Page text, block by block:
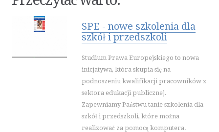
INNE AGENCJE
SPORT
IMPREZY INTEGRACYJNE
ZAJĘCIA SPORTOWE I REKREACYJNE
PRZEMYSŁ
INFORMATYCZNE
RESTAURACJE, CATERING
FOTOGRAFIA
SPE - nowe szkolenia dla
szkół i przedszkoli
Studium Prawa Europejskiego to nowa
inicjatywa, która skupia się na
podnoszeniu kwalifikacji pracowników z
sektora edukacji publicznej.
Zapewniamy Państwu tanie szkolenia dla
szkół i przedszkoli, które można
realizować za pomocą komputera.